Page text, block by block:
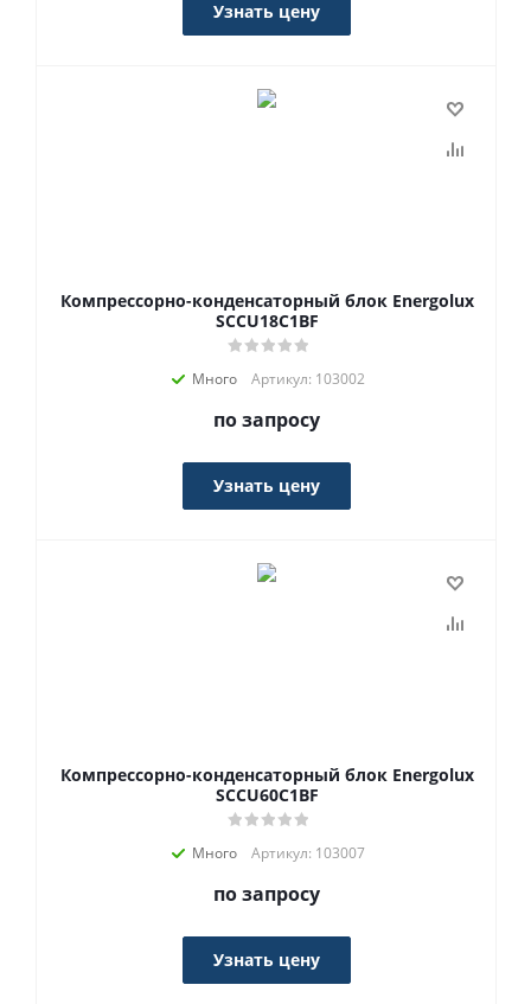
Узнать цену
Компрессорно-конденсаторный блок Energolux
SCCU18C1BF
Много Артикул: 103002
по запросу
Узнать цену
Компрессорно-конденсаторный блок Energolux
SCCU60C1BF
Много Артикул: 103007
по запросу
Узнать цену